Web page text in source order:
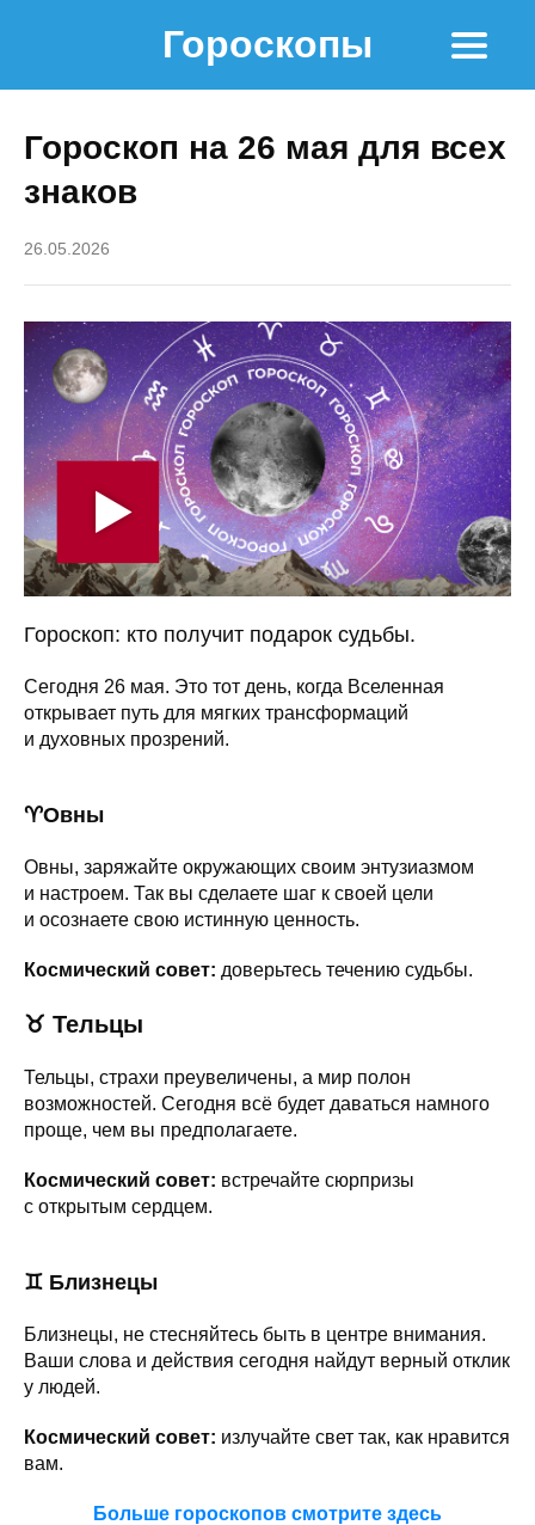
Гороскопы
Гороскоп на 26 мая для всех
знаков
26.05.2026
Гороскоп: кто получит подарок судьбы.
Сегодня 26 мая. Это тот день, когда Вселенная
открывает путь для мягких трансформаций
и духовных прозрений.
♈️Овны
Овны, заряжайте окружающих своим энтузиазмом
и настроем. Так вы сделаете шаг к своей цели
и осознаете свою истинную ценность.
Космический совет: доверьтесь течению судьбы.
♉ Тельцы
Тельцы, страхи преувеличены, а мир полон
возможностей. Сегодня всё будет даваться намного
проще, чем вы предполагаете.
Космический совет: встречайте сюрпризы
с открытым сердцем.
♊ Близнецы
Близнецы, не стесняйтесь быть в центре внимания.
Ваши слова и действия сегодня найдут верный отклик
у людей.
Космический совет: излучайте свет так, как нравится
вам.
Больше гороскопов смотрите здесь